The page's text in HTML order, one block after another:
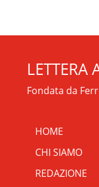
LETTERA
Fondata da
HOME
CHI SIAMO
REDAZIONE
Attuale: 100%